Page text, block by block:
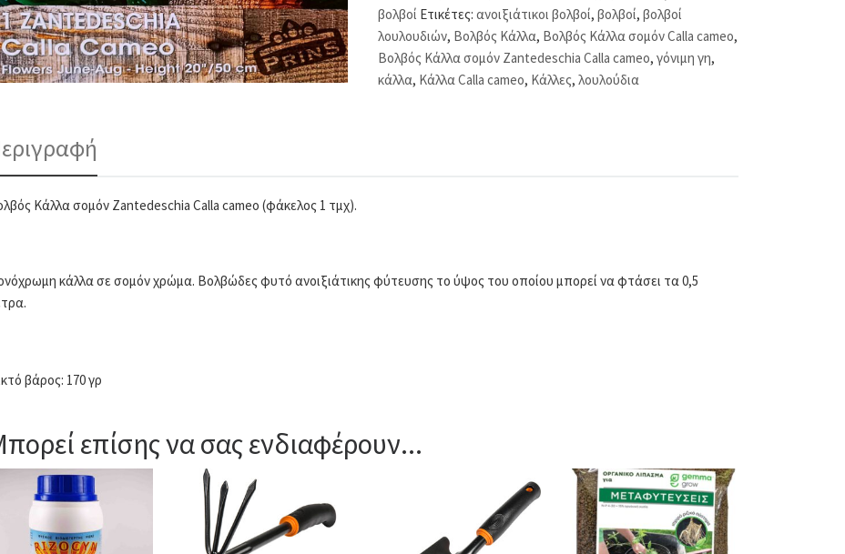
βολβοί Ετικέτες: ανοιξιάτικοι βολβοί, βολβοί, βολβοί
λουλουδιών, Βολβός Κάλλα, Βολβός Κάλλα σομόν Calla cameo,
Βολβός Κάλλα σομόν Zantedeschia Calla cameo, γόνιμη γη,
κάλλα, Κάλλα Calla cameo, Κάλλες, λουλούδια
Κάλλα σομόν Zantedeschia Calla cameo (φάκελος 1 τμχ).
κάλλα σε σομόν χρώμα. Βολβώδες φυτό ανοιξιάτικης φύτευσης το ύψος του οποίου μπορεί να φτάσει τα 0,5
βάρος: 170 γρ
επίσης να σας ενδιαφέρουν...